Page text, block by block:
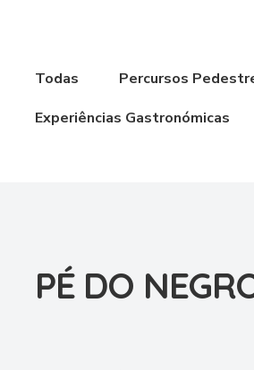
Todas Percursos
Experiências Gastronómicas
PÉ DO